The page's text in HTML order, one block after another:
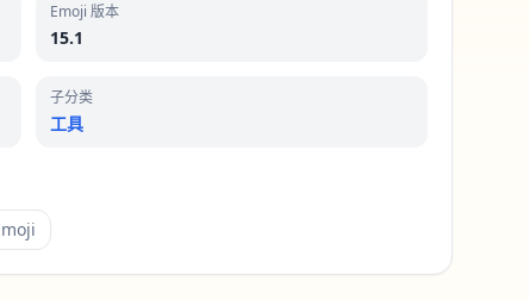
Emoji 版本
15.1
子分类
工具